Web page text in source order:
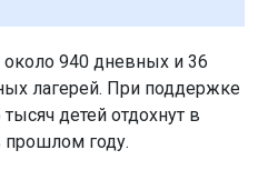
около 940 дневных и 36
лагерей. При поддержке
детей отдохнут в
прошлом году.